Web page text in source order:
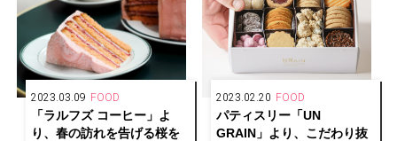
2023.03.09 FOOD
「ラルフズ コーヒー」よ
り、春の訪れを告げる桜を
2023.02.20 FOOD
パティスリー「UN
GRAIN」より、こだわり抜